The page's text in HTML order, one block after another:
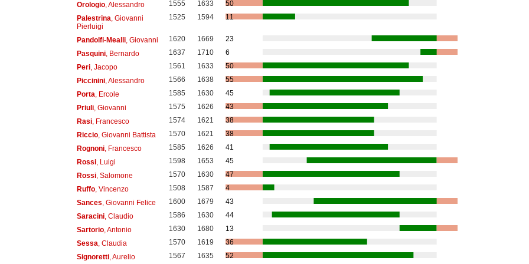
Orologio, Alessandro 1555 1633
50
Palestrina, Giovanni
Pierluigi
1525 1594 11
Pandolfi-Mealli, Giovanni 1620 1669
23
Pasquini, Bernardo 1637 1710
6
Peri, Jacopo 1561 1633
50
Piccinini, Alessandro 1566 1638
55
Porta, Ercole 1585 1630
45
Priuli, Giovanni 1575 1626
43
Rasi, Francesco 1574 1621
38
Riccio, Giovanni Battista 1570 1621
38
Rognoni, Francesco 1585 1626
41
Rossi, Luigi 1598 1653
45
Rossi, Salomone 1570 1630
47
Ruffo, Vincenzo 1508 1587
4
Sances, Giovanni Felice 1600 1679
43
Saracini, Claudio 1586 1630
44
Sartorio, Antonio 1630 1680
13
Sessa, Claudia 1570 1619
36
Signoretti, Aurelio 1567 1635 52